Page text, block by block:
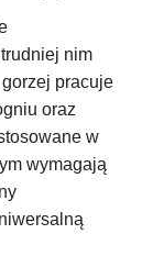
nim
pracuje
oraz
w
wymagają